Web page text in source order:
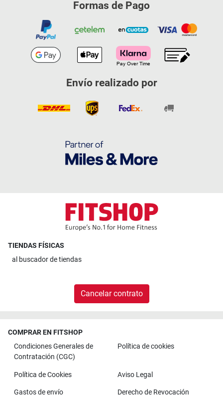
Formas de Pago
Envío realizado por
TIENDAS FÍSICAS
al buscador de tiendas
Cancelar contrato
COMPRAR EN FITSHOP
Condiciones Generales de
Contratación (CGC)
Política de cookies
Política de Cookies Aviso Legal
Gastos de envío Derecho de Revocación